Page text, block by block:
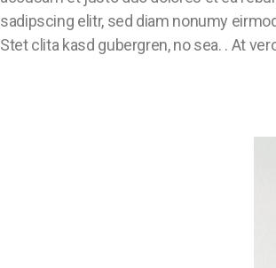
sadipscing elitr, sed diam nonumy
Stet clita kasd gubergren, no sea. . At